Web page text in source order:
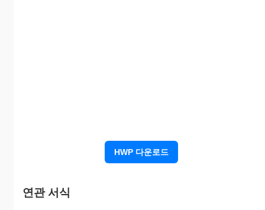
소방법 제8조의2제4항 및 동법시행규칙 제
2조의2의 규정에 의하여 위와 같이 신청합
HWP 다운로드
연관 서식